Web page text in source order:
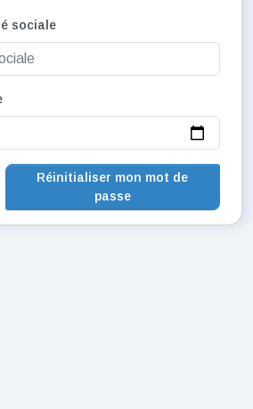
sociale
Réinitialiser mon mot de
passe